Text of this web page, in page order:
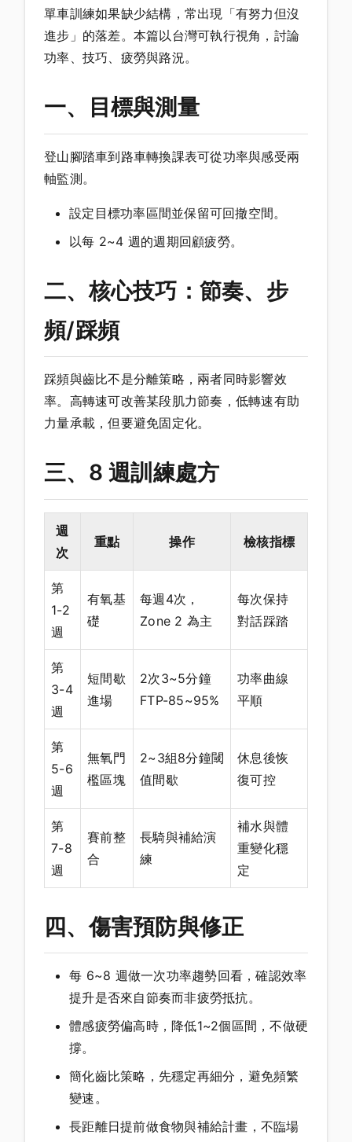
單車訓練如果缺少結構，常出現「有努力但沒
進步」的落差。本篇以台灣可執行視角，討論
功率、技巧、疲勞與路況。
一、目標與測量
登山腳踏車到路車轉換課表可從功率與感受兩
軸監測。
設定目標功率區間並保留可回撤空間。
以每 2~4 週的週期回顧疲勞。
二、核心技巧：節奏、步
頻/踩頻
踩頻與齒比不是分離策略，兩者同時影響效
率。高轉速可改善某段肌力節奏，低轉速有助
力量承載，但要避免固定化。
三、8 週訓練處方
週
次
重點 操作 檢核指標
第
1-2
週
有氧基
礎
每週4次，
Zone 2 為主
每次保持
對話踩踏
第
3-4
週
短間歇
進場
2次3~5分鐘
FTP-85~95%
功率曲線
平順
第
5-6
週
無氧門
檻區塊
2~3組8分鐘閾
值間歇
休息後恢
復可控
第
7-8
週
賽前整
合
長騎與補給演
練
補水與體
重變化穩
定
四、傷害預防與修正
每 6~8 週做一次功率趨勢回看，確認效率
提升是否來自節奏而非疲勞抵抗。
體感疲勞偏高時，降低1~2個區間，不做硬
撐。
簡化齒比策略，先穩定再細分，避免頻繁
變速。
長距離日提前做食物與補給計畫，不臨場